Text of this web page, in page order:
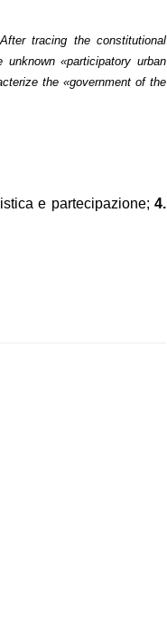
tracing the constitutional
«participatory urban
the «government of the
e partecipazione;4.